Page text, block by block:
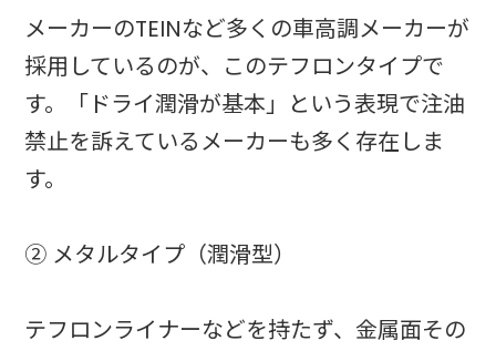
メーカーのTEINなど多くの車高調メーカーが
採用しているのが、このテフロンタイプで
す。「ドライ潤滑が基本」という表現で注油
禁止を訴えているメーカーも多く存在しま
す。
② メタルタイプ（潤滑型）
テフロンライナーなどを持たず、金属面その